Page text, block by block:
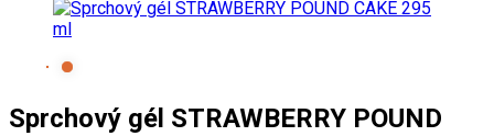
Sprchový gél STRAWBERRY POUND